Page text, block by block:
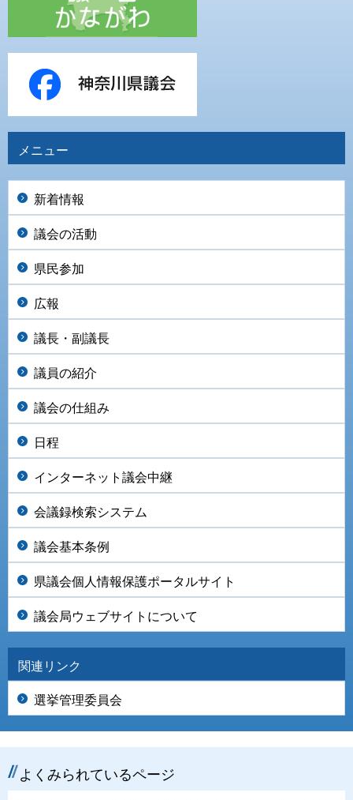
メニュー
新着情報
議会の活動
県民参加
広報
議長・副議長
議員の紹介
議会の仕組み
日程
インターネット議会中継
会議録検索システム
議会基本条例
県議会個人情報保護ポータルサイト
議会局ウェブサイトについて
関連リンク
選挙管理委員会
よくみられているページ